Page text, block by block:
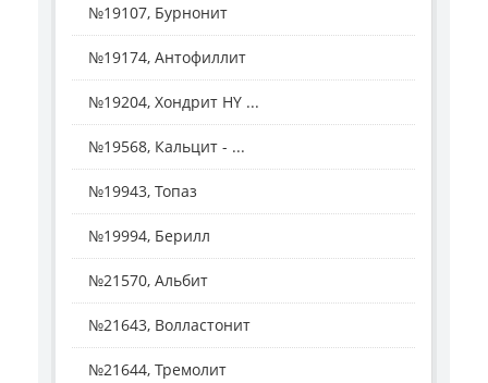
№19107, Бурнонит
№19174, Антофиллит
№19204, Хондрит HY ...
№19568, Кальцит - ...
№19943, Топаз
№19994, Берилл
№21570, Альбит
№21643, Волластонит
№21644, Тремолит